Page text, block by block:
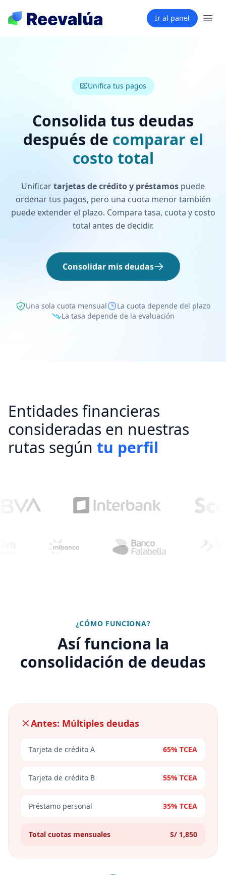
Ir al panel
Unifica tus pagos
Consolida tus deudas
después de comparar el
costo total
Unificartarjetas de crédito y préstamos puede
ordenar tus pagos, pero una cuota menor también
puede extender el plazo. Compara tasa, cuota y costo
total antes de decidir.
Consolidar mis deudas
Una sola cuota mensual
La cuota depende del plazo
La tasa depende de la evaluación
Entidades financieras
consideradas en nuestras
rutas según tu perfil
¿CÓMO FUNCIONA?
Así funciona la
consolidación de deudas
Antes: Múltiples deudas
Tarjeta de crédito A 65% TCEA
Tarjeta de crédito B 55% TCEA
Préstamo personal 35% TCEA
Total cuotas mensuales S/ 1,850